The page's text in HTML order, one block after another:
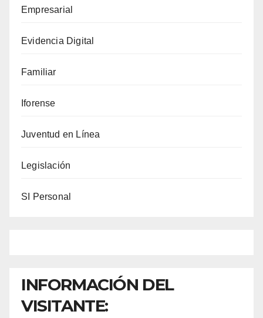
Empresarial
Evidencia Digital
Familiar
Iforense
Juventud en Línea
Legislación
SI Personal
INFORMACIÓN DEL
VISITANTE: